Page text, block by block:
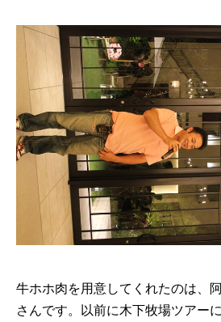
牛ホホ肉を用意してくれたのは、
さんです。以前に木下牧場ツアー